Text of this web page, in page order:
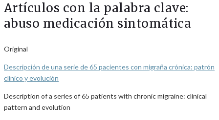
Artículos con la palabra clave:
abuso medicación sintomática
Original
Descripción de una serie de 65 pacientes con migraña crónica: patrón
clínico y evolución
Description of a series of 65 patients with chronic migraine: clinical
pattern and evolution